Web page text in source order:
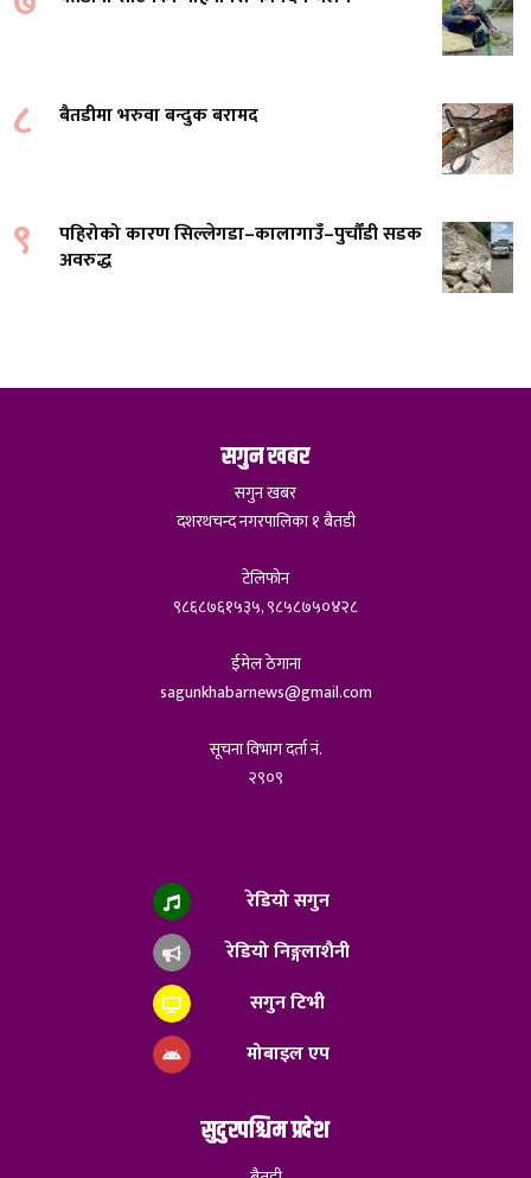
८ बैतडीमा भरुवा बन्दुक बरामद
९
पहिरोको कारण सिल्लेगडा–कालागाउँ–पुर्चौंडी सडक
अवरुद्ध
सगुन खबर
सगुन खबर
दशरथचन्द नगरपालिका १ बैतडी
टेलिफोन
९८६८७६१५३५, ९८५८७५०४२८
ईमेल ठेगाना
sagunkhabarnews@gmail.com
सूचना विभाग दर्ता नं.
२९०९
रेडियो सगुन
रेडियो निङ्गलाशैनी
सगुन टिभी
मोबाइल एप
सुदुरपश्चिम प्रदेश